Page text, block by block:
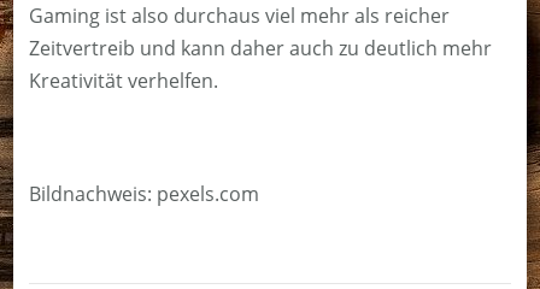
Gaming ist also durchaus viel mehr als reicher
Zeitvertreib und kann daher auch zu deutlich mehr
Kreativität verhelfen.
Bildnachweis: pexels.com